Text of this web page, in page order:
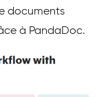
documents
à PandaDoc.